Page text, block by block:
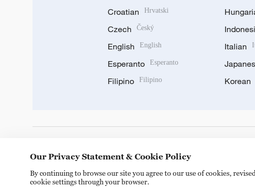
Croatian Hrvatski
Czech Český
English English
Esperanto Esperanto
Filipino Filipino
Italian
Korean
Our Privacy Statement & Cookie Policy
By continuing to browse our site you agree to our use of cookies,
cookie settings through your browser.